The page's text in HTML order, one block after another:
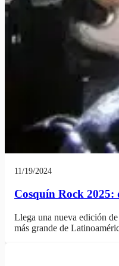
11/19/2024
Cosquín Rock
Llega una nueva edición
más grande de